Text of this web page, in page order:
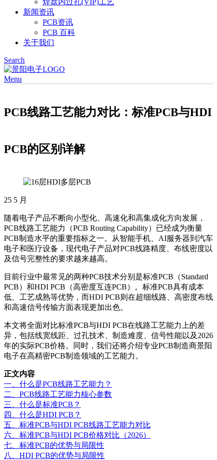
焊盘内过孔(VIP)工艺
新闻资讯
PCB资讯
PCB 百科
关于我们
Search
Menu
PCB线路工艺能力对比：标准PCB与HDI
PCB的区别详解
25 5 月
随着电子产品不断向小型化、高速化和高集成化方向发展，
PCB线路工艺能力（PCB Routing Capability）已经成为衡量
PCB制造水平的重要指标之一。从智能手机、AI服务器到汽车
电子和医疗设备，现代电子产品对PCB线路精度、布线密度以
及信号完整性的要求越来越高。
目前行业中最常见的两种PCB技术分别是标准PCB（Standard
PCB）和HDI PCB（高密度互连PCB）。标准PCB具有成本
低、工艺成熟等优势，而HDI PCB则在超细线路、高密度布线
和高速信号传输方面表现更加出色。
本文将全面对比标准PCB与HDI PCB在线路工艺能力上的差
异，包括线宽线距、过孔技术、制造难度、信号性能以及2026
年的实际PCB价格。同时，我们还将介绍专业PCB制造商景阳
电子在高精密PCB制造领域的工艺能力。
正文内容
一、什么是PCB线路工艺能力？
二、PCB线路工艺能力核心参数
三、什么是标准PCB？
四、什么是HDI PCB？
五、标准PCB与HDI PCB线路工艺能力对比
六、标准PCB与HDI PCB价格对比（2026）
七、标准PCB的优势与局限性
八、HDI PCB的优势与局限性